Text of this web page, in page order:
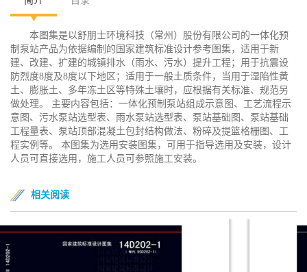
本图集是以舒朋士环境科技（常州）股份有限公司的一体化预
制泵站产品为依据编制的国家建筑标准设计参考图集，适用于新
建、改建、扩建的城镇排水（雨水、污水）提升工程；用于抗震设
防烈度8度及8度以下地区；适用于一般土质条件，当用于湿陷性黄
土、膨胀土、多年冻土区等特殊土壤时，应根据有关标准、规范另
做处理。 主要内容包括：一体化预制泵站组成示意图、工艺流程示
意图、污水泵站选型表、雨水泵站选型表、泵站基础图、泵站基础
工程量表、泵站顶部混凝土包封结构做法、粉碎及提篮格栅图、工
程实例等。 本图集为选用安装图集，可用于指导选用及安装，设计
人员可直接选用，施工人员可参照施工安装。
相关阅读